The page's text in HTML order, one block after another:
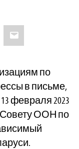
Email
по
в письме,
февраля 2023
ООН по